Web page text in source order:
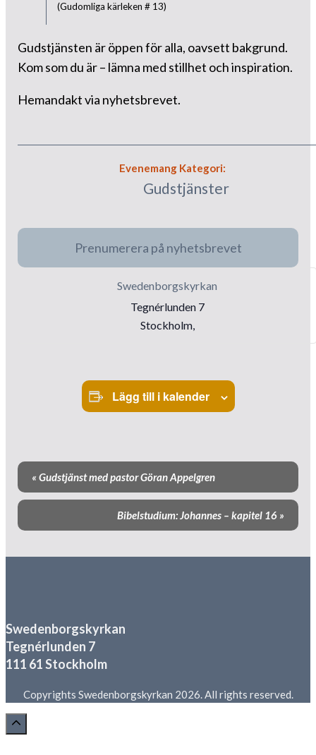
(Gudomliga kärleken # 13)
Gudstjänsten är öppen för alla, oavsett bakgrund.
Kom som du är – lämna med stillhet och inspiration.
Hemandakt via nyhetsbrevet.
Evenemang Kategori:
Gudstjänster
Prenumerera på nyhetsbrevet
Swedenborgskyrkan
Tegnérlunden 7
Stockholm,
Lägg till i kalender
Evenemang-
navigering
« Gudstjänst med pastor Göran Appelgren
Bibelstudium: Johannes – kapitel 16 »
Swedenborgskyrkan
Tegnérlunden 7
111 61 Stockholm
Copyrights Swedenborgskyrkan 2026. All rights reserved.